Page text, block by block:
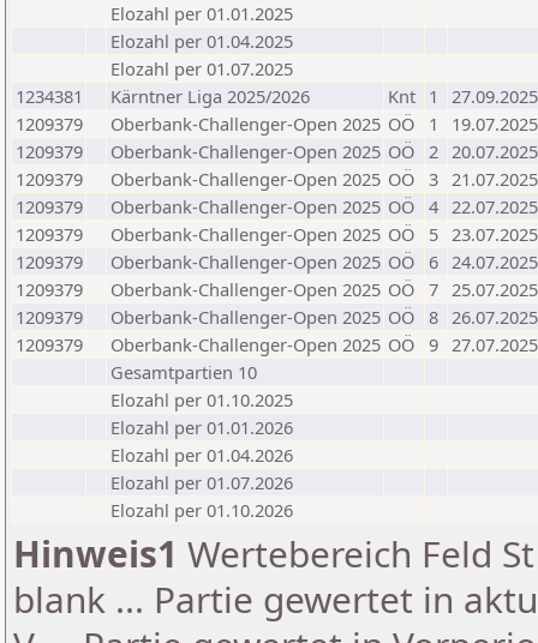
Elozahl per 01.01.2025
Elozahl per 01.04.2025
Elozahl per 01.07.2025
1234381
Kärntner Liga 2025/2026 Knt 1
27.09.2025
1209379
Oberbank-Challenger-Open 2025 OÖ 1
19.07.2025
1209379
Oberbank-Challenger-Open 2025 OÖ 2 20.07.2025
1209379
Oberbank-Challenger-Open 2025 OÖ 3 21.07.2025
1209379
Oberbank-Challenger-Open 2025 OÖ 4 22.07.2025
1209379
Oberbank-Challenger-Open 2025 OÖ 5 23.07.2025
1209379
Oberbank-Challenger-Open 2025 OÖ 6 24.07.2025
1209379
Oberbank-Challenger-Open 2025 OÖ 7 25.07.2025
1209379
Oberbank-Challenger-Open 2025 OÖ 8 26.07.2025
1209379
Oberbank-Challenger-Open 2025 OÖ 9 27.07.2025
Gesamtpartien 10
Elozahl per 01.10.2025
Elozahl per 01.01.2026
Elozahl per 01.04.2026
Elozahl per 01.07.2026
Elozahl per 01.10.2026
Hinweis1 Wertebereich Feld
blank ... Partie gewertet in